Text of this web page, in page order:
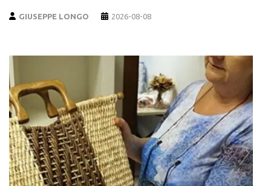
GIUSEPPE LONGO 2026-08-08